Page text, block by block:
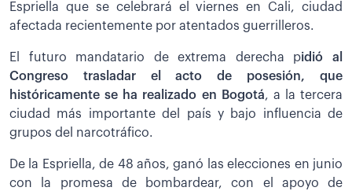
Espriella que se celebrará el viernes en Cali, ciudad
afectada recientemente por atentados guerrilleros.
El futuro mandatario de extrema derecha pidió al
Congreso trasladar el acto de posesión, que
históricamente se ha realizado en Bogotá, a la tercera
ciudad más importante del país y bajo influencia de
grupos del narcotráfico.
De la Espriella, de 48 años, ganó las elecciones en junio
con la promesa de bombardear, con el apoyo de